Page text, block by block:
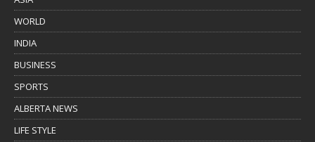
WORLD
INDIA
BUSINESS
SPORTS
ALBERTA NEWS
LIFE STYLE